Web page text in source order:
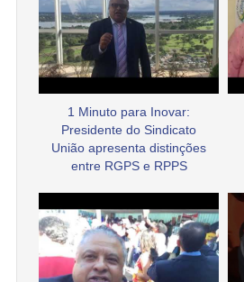
1 Minuto para Inovar:
Presidente do Sindicato
União apresenta distinções
entre RGPS e RPPS